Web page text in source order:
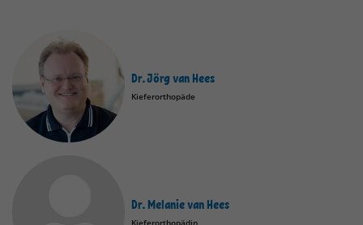
Dr. Jörg van Hees
Kieferorthopäde
Dr. Melanie van Hees
Kieferorthopädin